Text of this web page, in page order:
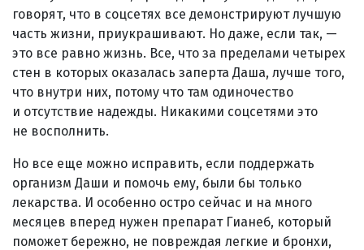
говорят, что в соцсетях все демонстрируют лучшую
часть жизни, приукрашивают. Но даже, если так, —
это все равно жизнь. Все, что за пределами четырех
стен в которых оказалась заперта Даша, лучше того,
что внутри них, потому что там одиночество
и отсутствие надежды. Никакими соцсетями это
не восполнить.
Но все еще можно исправить, если поддержать
организм Даши и помочь ему, были бы только
лекарства. И особенно остро сейчас и на много
месяцев вперед нужен препарат Гианеб, который
поможет бережно, не повреждая легкие и бронхи,